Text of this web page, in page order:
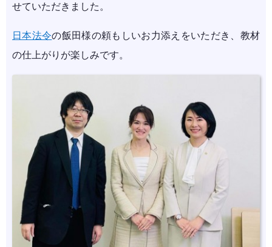
せていただきました。
日本法令の飯田様の頼もしいお力添えをいただき、教材
の仕上がりが楽しみです。